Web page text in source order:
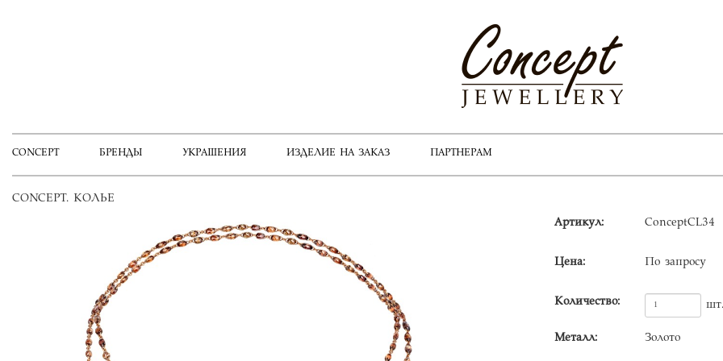
CONCEPT БРЕНДЫ УКРАШЕНИЯ ИЗДЕЛИЕ НА ЗАКАЗ ПАРТНЕРАМ
CONCEPT. КОЛЬЕ
Артикул: ConceptCL34
Цена: По запросу
Количество: шт.
Металл: Золото